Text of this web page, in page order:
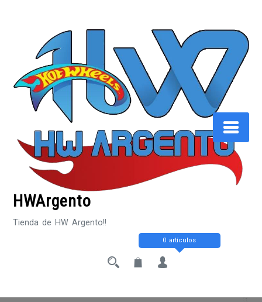
HWArgento
Tienda de HW Argento!!
0 artículos